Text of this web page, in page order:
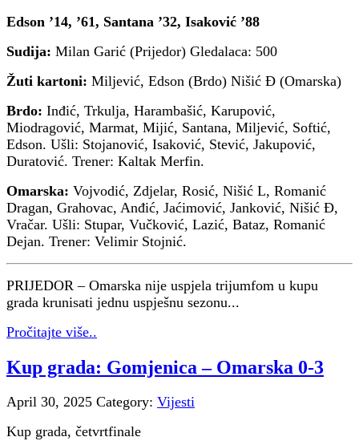
Edson ’14, ’61, Santana ’32, Isaković ’88
Sudija: Milan Garić (Prijedor) Gledalaca: 500
Žuti kartoni: Miljević, Edson (Brdo) Nišić Đ (Omarska)
Brdo: Inđić, Trkulja, Harambašić, Karupović,
Miodragović, Marmat, Mijić, Santana, Miljević, Softić,
Edson. Ušli: Stojanović, Isaković, Stević, Jakupović,
Duratović. Trener: Kaltak Merfin.
Omarska: Vojvodić, Zdjelar, Rosić, Nišić L, Romanić
Dragan, Grahovac, Anđić, Jaćimović, Janković, Nišić Đ,
Vračar. Ušli: Stupar, Vučković, Lazić, Bataz, Romanić
Dejan. Trener: Velimir Stojnić.
PRIJEDOR – Omarska nije uspjela trijumfom u kupu
grada krunisati jednu uspješnu sezonu...
Pročitajte više..
Kup grada: Gomjenica – Omarska 0-3
April 30, 2025 Category: Vijesti
Kup grada, četvrtfinale